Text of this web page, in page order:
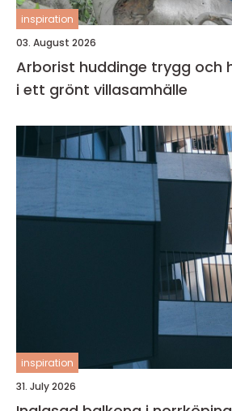
inspiration
03. August 2026
Arborist huddinge trygg och hållbar trädvård
i ett grönt villasamhälle
inspiration
31. July 2026